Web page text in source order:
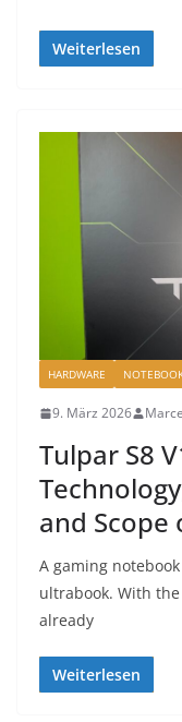
Weiterlesen
HARDWARE
9. März 2026
Tulpar S8
and Scope
A gaming
ultrabook. With
already
Weiterlesen